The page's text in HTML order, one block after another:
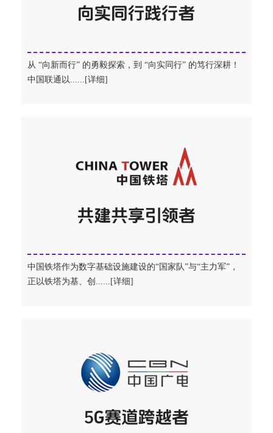
从 “向新而行” 的勇毅探索，到 “向实同行” 的笃行深耕！
中国联通以......[详细]
中国铁塔作为数字基础设施建设的“国家队”与“主力军”，
正以铁塔为基、创......[详细]